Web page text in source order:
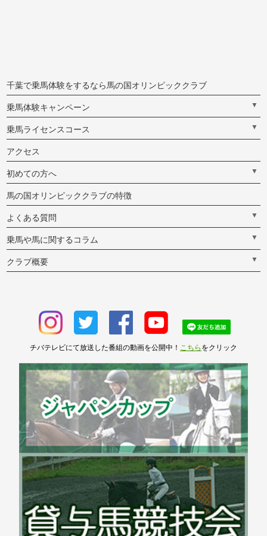
千葉で乗馬体験をするなら馬の国オリンピッククラブ
乗馬体験キャンペーン ▼
乗馬ライセンスコース ▼
アクセス
初めての方へ ▼
馬の国オリンピッククラブの特徴
よくある質問 ▼
乗馬や馬に関するコラム ▼
クラブ概要 ▼
チバテレビにて放送した番組の動画を公開中！ こちら をクリック